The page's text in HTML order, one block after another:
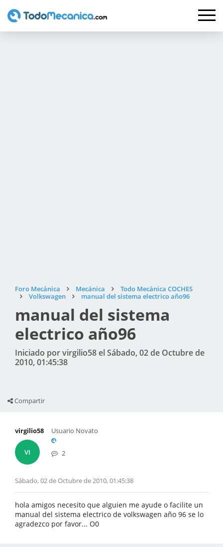
Foro Mecánica Mecánica
Todo Mecánica COCHES
Volkswagen
manual del sistema electrico año96
manual del sistema
electrico año96
Iniciado por virgilio58 el Sábado, 02 de Octubre de
2010, 01:45:38
Compartir
virgilio58
VI
Usuario Novato
2
Sábado, 02 de Octubre de 2010, 01:45:38
hola amigos necesito que alguien me ayude o facilite un
manual del sistema electrico de volkswagen año 96 se lo
agradezco por favor... O0